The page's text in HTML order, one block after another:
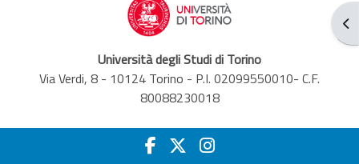
Università degli Studi di Torino
Via Verdi, 8 - 10124 Torino - P.I. 02099550010- C.F.
80088230018